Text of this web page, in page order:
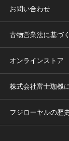
お問い合わせ
古物営業法に基づ
オンラインストア
株式会社富士珈機
フジローヤルの歴史